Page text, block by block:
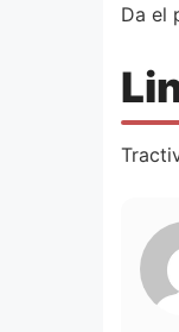
Da el